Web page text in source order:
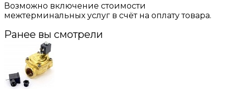
Возможно включение стоимости
межтерминальных услуг в счёт на оплату товара.
Ранее вы смотрели